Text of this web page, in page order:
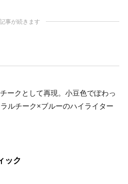
記事が続きます
ークとして再現。小豆色でぽわっ
ルチーク×ブルーのハイライター
ック